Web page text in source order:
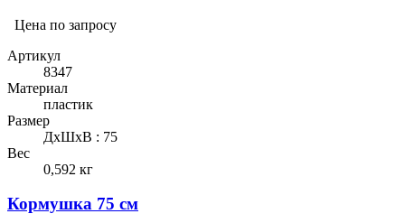
Цена по запросу
Артикул
8347
Материал
пластик
Размер
ДхШхВ : 75
Вес
0,592 кг
Кормушка 75 см